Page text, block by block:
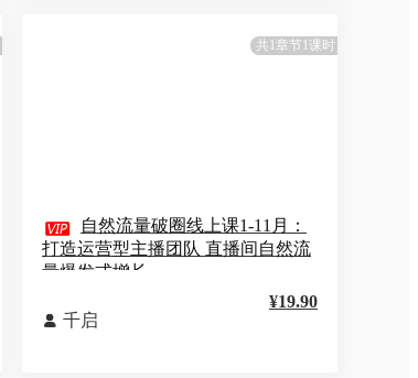
共1章节1课时

自然流量破圈线上课1-11月：
打造运营型主播团队 直播间自然流
量爆发式增长
 千启
¥19.90